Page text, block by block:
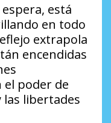
está
en todo
extrapola
encendidas
poder de
las libertades